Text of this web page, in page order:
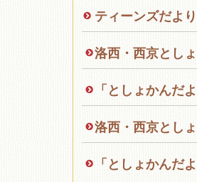
ティーンズだよ
洛西・西京とし
「としょかんだ
洛西・西京とし
「としょかんだ